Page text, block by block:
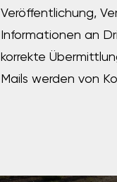
Veröffentlichung,
Informationen an
korrekte
Mails werden von